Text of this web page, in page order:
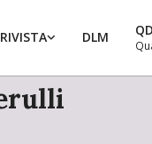
RIVISTA DLM